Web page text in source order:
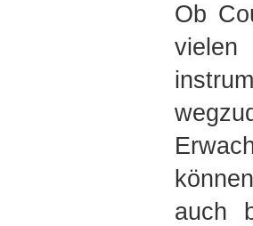
Ob
auch